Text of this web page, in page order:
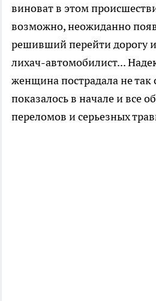
виноват в этом
возможно, неожиданно
решивший перейти дорогу
лихач-автомобилист...
женщина пострадала не так
показалось в начале и все
переломов и серьезных